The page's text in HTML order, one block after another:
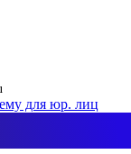
для юр. лиц